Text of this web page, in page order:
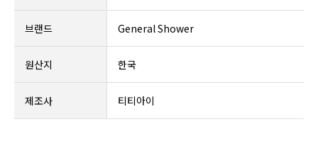
브랜드 General Shower
원산지 한국
제조사 티티아이